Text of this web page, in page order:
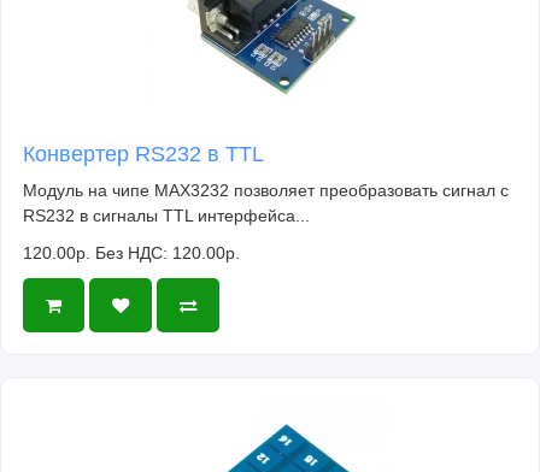
Конвертер RS232 в TTL
Модуль на чипе MAX3232 позволяет преобразовать сигнал с
RS232 в сигналы TTL интерфейса...
120.00р. Без НДС: 120.00р.